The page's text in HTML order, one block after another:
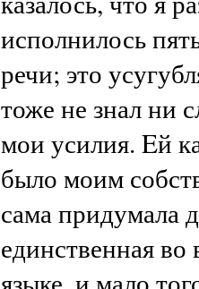
исполнилось
речи; это
тоже не знал ни
мои усилия. Eй
было моим
сама придумала
единственная